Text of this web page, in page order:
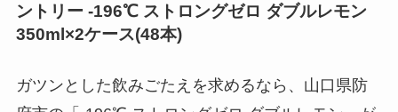
ントリー -196℃ ストロングゼロ ダブルレモン
350ml×2ケース(48本)
ガツンとした飲みごたえを求めるなら、山口県防